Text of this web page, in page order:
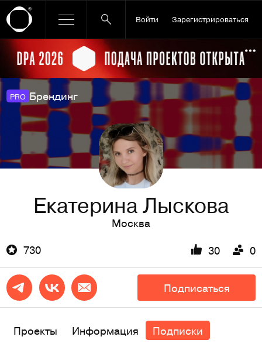
Войти Зарегистрироваться
Ссылка баннера
PRO Брендинг
Екатерина Лыскова
Москва
730
30 0
Подписаться
Проекты Информация Подписки